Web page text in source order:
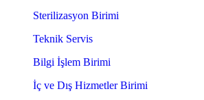
Sterilizasyon Birimi
Teknik Servis
Bilgi İşlem Birimi
İç ve Dış Hizmetler Birimi